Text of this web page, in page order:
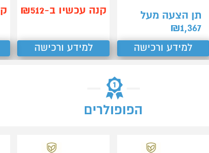
תן הצעה מעל
1,367
₪
למידע ורכישה
קנה עכשיו ב-₪512
למידע ורכישה
הפופולרים